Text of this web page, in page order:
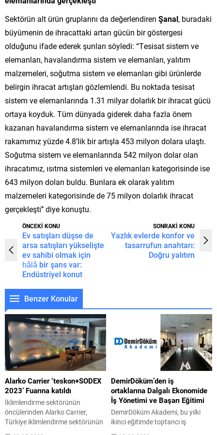
Sektörün alt ürün gruplarını da değerlendiren Şanal, buradaki
büyümenin de ihracattaki artan gücün bir göstergesi
olduğunu ifade ederek şunları söyledi: “Tesisat sistem ve
elemanları, havalandırma sistem ve elemanları, yalıtım
malzemeleri, soğutma sistem ve elemanları gibi ürünlerde
belirgin ihracat artışları gözlemlendi. Bu noktada tesisat
sistem ve elemanlarında 1.31 milyar dolarlık bir ihracat gücü
ortaya koyduk. Tüm dünyada giderek daha fazla önem
kazanan havalandırma sistem ve elemanlarında ise ihracat
rakamımız yüzde 4.8’lik bir artışla 453 milyon dolara ulaştı.
Soğutma sistem ve elemanlarında 542 milyon dolar olan
ihracatımız, ısıtma sistemleri ve elemanları kategorisinde ise
643 milyon doları buldu. Bunlara ek olarak yalıtım
malzemeleri kategorisinde de 75 milyon dolarlık ihracat
gerçekleşti’’ diye konuştu.
ÖNCEKİ KONU
Ev satışları düşse de
arsa satışları yükselişte
ev sahibi olmak için
hâlâ bir şans var:
Endüstriyel konut
SONRAKİ KONU
Yazlık evlerde konfor ve
tasarrufun anahtarı:
Doğru yalıtım
Benzer Konular
Alarko Carrier ‘teskon+SODEX
2023’ Fuarına katıldı
İklimlendirme sektörünün
öncülerinden Alarko Carrier,
Türkiye iklimlendirme sektörünün
en önemli buluşma noktalarından
DemirDöküm’den iş
ortaklarına Dalgalı Ekonomide
İş Yönetimi ve Başarı Eğitimi
DemirDöküm Akademi, bu yılki
ikinci eğitimde toptancı iş
ortaklarıyla buluştu. İstanbul ve